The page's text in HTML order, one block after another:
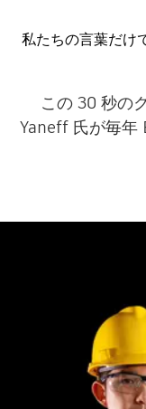
私たちの言葉だけ
この 30 秒の
Yaneff 氏が毎年